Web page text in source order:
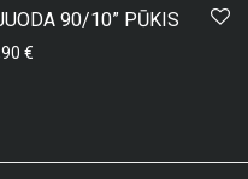
90/10” PŪKIS
€